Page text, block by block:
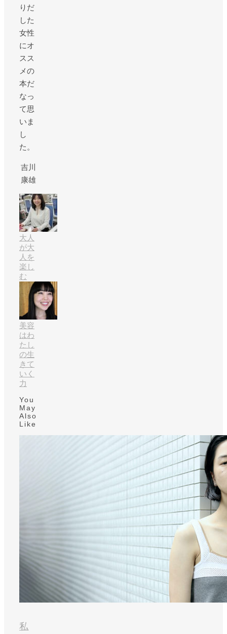
りだ
した
女性
にオ
スス
メの
本だ
なっ
て思
いま
し
た。
吉川
康雄
大人
が大
人を
楽し
む
美容
はわ
たし
の生
きて
いく
力
You
May
Also
Like
私